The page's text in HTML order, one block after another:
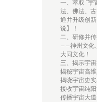
一、萃取 “宇
法、佛法、
通并升级创
说】！
二、研修并
——神州文化
大同文化！
三、揭示宇
揭秘宇宙高维
揭晓宇宙史实
接收宇宙纯阳
传播宇宙大道